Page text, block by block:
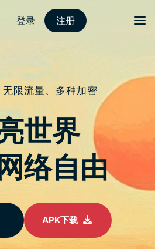
是什麽？偏光镜
成为风景大师
也知道它可以让天空变得更
都没有效果或是不知道怎麽
况都可以使用偏光镜的
详细解说偏光滤镜的用途及